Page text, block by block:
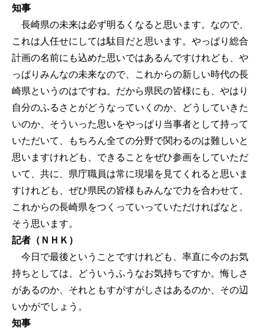
知事
長崎県の未来は必ず明るくなると思います。なので、
これは人任せにしては駄目だと思います。やっぱり総合
計画の名前にも込めた思いではあるんですけれども、や
っぱりみんなの未来なので、これからの新しい時代の長
崎県というのはですね。だから県民の皆様にも、やはり
自分のふるさとがどうなっていくのか、どうしていきた
いのか、そういった思いをやっぱり当事者として持って
いただいて、もちろん全ての分野で関わるのは難しいと
思いますけれども、できることをぜひ参画をしていただ
いて、共に、県庁職員は常に現場を見てくれると思いま
すけれども、ぜひ県民の皆様もみんなで力を合わせて、
これからの長崎県をつくっていっていただければなと、
そう思います。
記者（ＮＨＫ）
今日で最後ということですけれども、率直に今のお気
持ちとしては、どういうふうなお気持ちですか。悔しさ
があるのか、それともすがすがしさはあるのか、その辺
いかがでしょう。
知事